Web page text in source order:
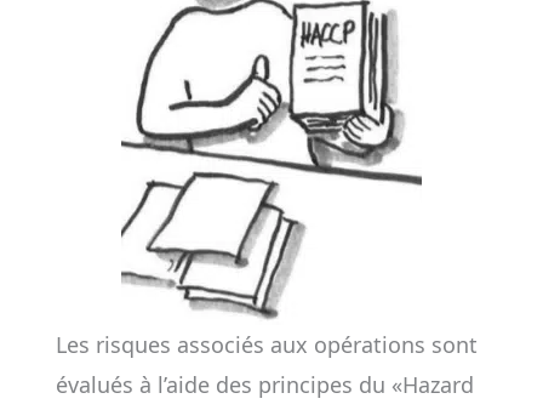
Les risques associés aux opérations sont
évalués à l’aide des principes du «Hazard